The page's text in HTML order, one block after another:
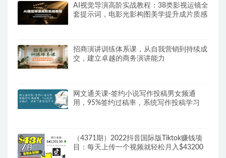
AI视觉导演高阶实战教程：38类影视运镜全
套提示词，电影光影构图美学提升成片质感
招商演讲训练体系课，从自我营销到持续成
交，建立卓越的商务演讲能力
网文通关课-签约小说写作投稿男女频通
用，95%签约过稿率，系统写作投稿学习
（4371期）2022抖音国际版Tiktok赚钱项
目：每天上传一个视频就轻松月入$43200